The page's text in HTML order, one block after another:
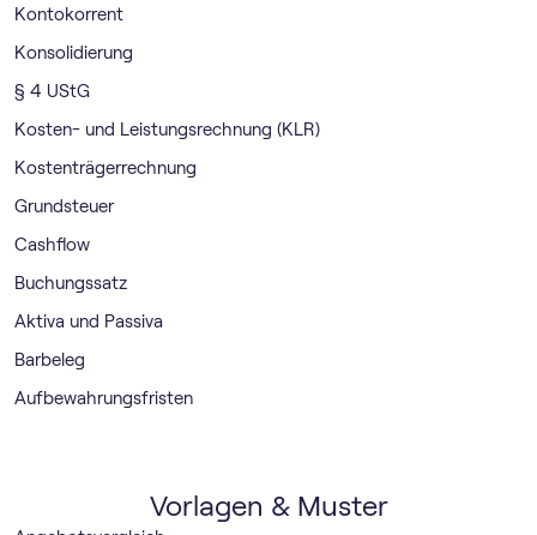
Kontokorrent
Konsolidierung
§ 4 UStG
Kosten- und Leistungsrechnung (KLR)
Kostenträgerrechnung
Grundsteuer
Cashflow
Buchungssatz
Aktiva und Passiva
Barbeleg
Aufbewahrungsfristen
Vorlagen & Muster